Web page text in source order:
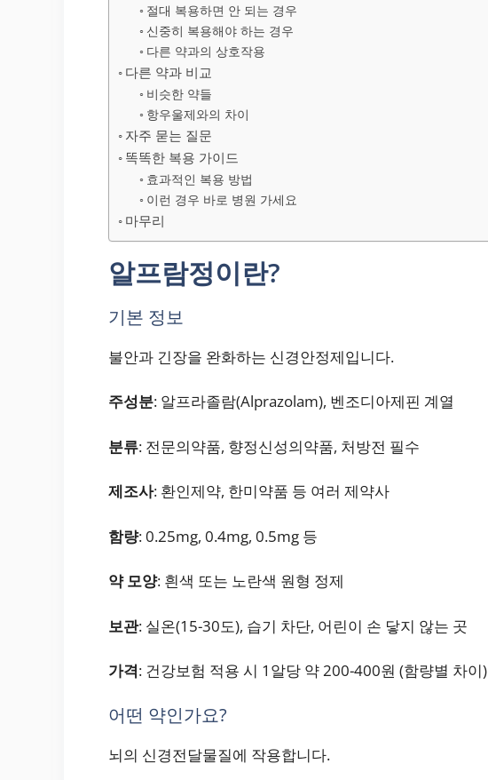
절대 복용하면 안 되는 경우
신중히 복용해야 하는 경우
다른 약과의 상호작용
다른 약과 비교
비슷한 약들
항우울제와의 차이
자주 묻는 질문
똑똑한 복용 가이드
효과적인 복용 방법
이런 경우 바로 병원 가세요
마무리
알프람정이란?
기본 정보
불안과 긴장을 완화하는 신경안정제입니다.
주성분: 알프라졸람(Alprazolam), 벤조디아제핀 계열
분류: 전문의약품, 향정신성의약품, 처방전 필수
제조사: 환인제약, 한미약품 등 여러 제약사
함량: 0.25mg, 0.4mg, 0.5mg 등
약 모양: 흰색 또는 노란색 원형 정제
보관: 실온(15-30도), 습기 차단, 어린이 손 닿지 않는 곳
가격: 건강보험 적용 시 1알당 약 200-400원 (함량별 차이)
어떤 약인가요?
뇌의 신경전달물질에 작용합니다.